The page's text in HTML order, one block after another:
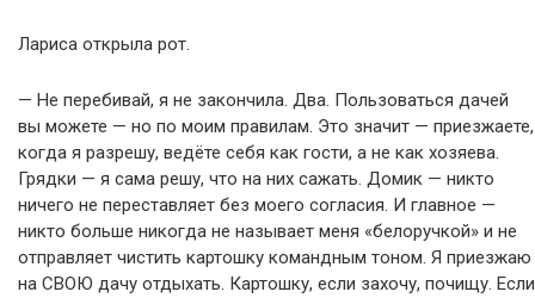
Лариса открыла рот.
— Не перебивай, я не закончила. Два. Пользоваться дачей
вы можете — но по моим правилам. Это значит — приезжаете,
когда я разрешу, ведёте себя как гости, а не как хозяева.
Грядки — я сама решу, что на них сажать. Домик — никто
ничего не переставляет без моего согласия. И главное —
никто больше никогда не называет меня «белоручкой» и не
отправляет чистить картошку командным тоном. Я приезжаю
на СВОЮ дачу отдыхать. Картошку, если захочу, почищу. Если